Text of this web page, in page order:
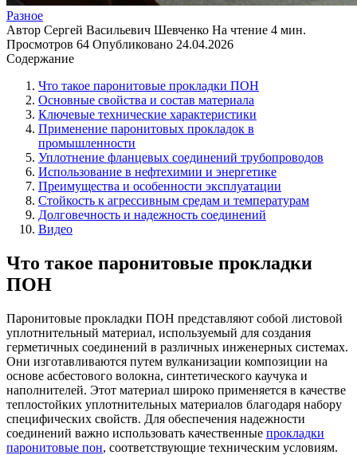
Разное
Автор Сергей Васильевич Шевченко На чтение 4 мин.
Просмотров 64 Опубликовано 24.04.2026
Содержание
Что такое паронитовые прокладки ПОН
Основные свойства и состав материала
Ключевые технические характеристики
Применение паронитовых прокладок в
промышленности
Уплотнение фланцевых соединений трубопроводов
Использование в нефтехимии и энергетике
Преимущества и особенности эксплуатации
Стойкость к агрессивным средам и температурам
Долговечность и надежность соединений
Видео
Что такое паронитовые прокладки
ПОН
Паронитовые прокладки ПОН представляют собой листовой
уплотнительный материал, используемый для создания
герметичных соединений в различных инженерных системах.
Они изготавливаются путем вулканизации композиции на
основе асбестового волокна, синтетического каучука и
наполнителей. Этот материал широко применяется в качестве
теплостойких уплотнительных материалов благодаря набору
специфических свойств. Для обеспечения надежности
соединений важно использовать качественные прокладки
паронитовые пон, соответствующие техническим условиям.